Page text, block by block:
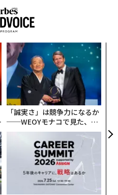
「誠実さ」は競争力になるか
──WEOYモナコで見た、く
ら寿司の経営哲学